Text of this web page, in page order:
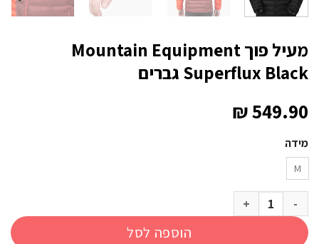
מעיל פוך Mountain Equipment
Superflux Black גברים
₪549.90
מידה
M
כמות של מעיל פוך Mountain Equipment Superflux Black גברים
הוספה לסל